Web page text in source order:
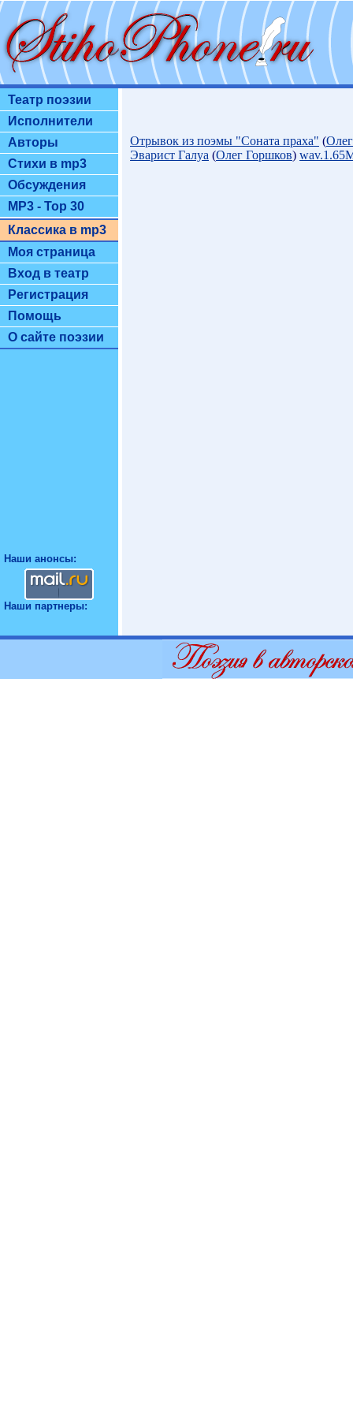
Театр поэзии
Исполнители
Авторы
Стихи в mp3
Обсуждения
MP3 - Top 30
Классика в mp3
Моя страница
Вход в театр
Регистрация
Помощь
О сайте поэзии
Наши анонсы:
Наши партнеры:
Отрывок из поэмы "Соната праха" (
Эварист Галуа (Олег Горшков)